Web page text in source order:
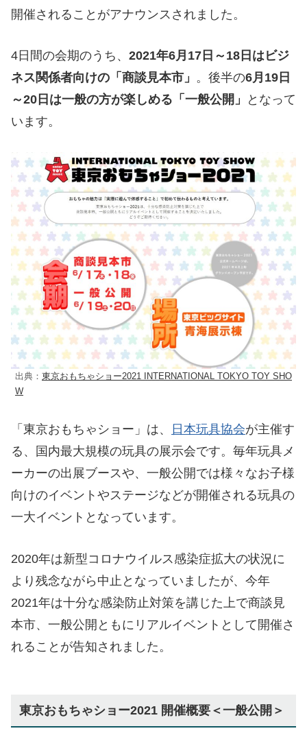
開催されることがアナウンスされました。
4日間の会期のうち、 2021年6月17日～18日はビジ
ネス関係者向けの「商談見本市」 。後半の6月19日
～20日は一般の方が楽しめる「一般公開」
となって
います。
出典： 東京おもちゃショー2021 INTERNATIONAL TOKYO TOY SHO
W
「東京おもちゃショー」は、 日本玩具協会が主催す
る、国内最大規模の玩具の展示会です。毎年玩具メ
ーカーの出展ブースや、一般公開では様々なお子様
向けのイベントやステージなどが開催される玩具の
一大イベントとなっています。
2020年は新型コロナウイルス感染症拡大の状況に
より残念ながら中止となっていましたが、今年
2021年は十分な感染防止対策を講じた上で商談見
本市、一般公開ともにリアルイベントとして開催さ
れることが告知されました。
東京おもちゃショー2021 開催概要＜一般公開＞